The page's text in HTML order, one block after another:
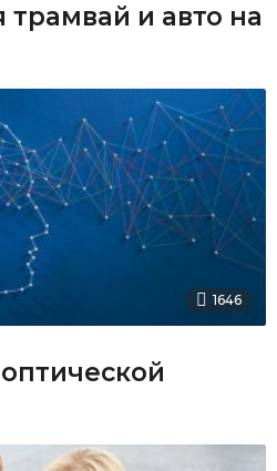
трамвай и авто на
1646